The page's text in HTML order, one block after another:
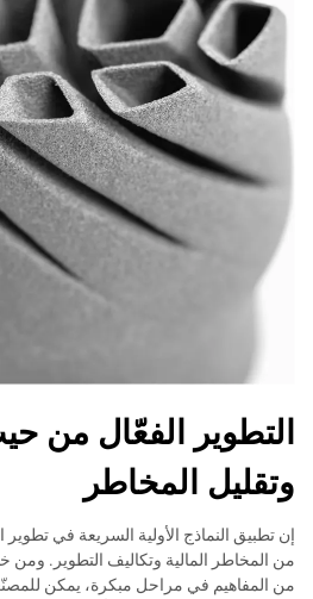
التطوير الفعّال من
وتقليل المخاطر
إن تطبيق النماذج الأولية السريعة في تطوير
من المخاطر المالية وتكاليف التطوير. ومن
من المفاهيم في مراحل مبكرة، يمكن